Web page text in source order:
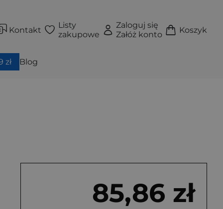
Kontakt
Listy
zakupowe
Zaloguj się
Załóż konto
Koszyk
zł Blog
85,86 zł